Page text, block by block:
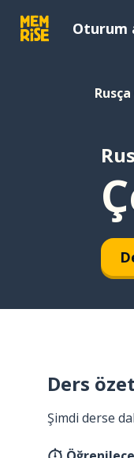
Oturum
Ders
Şimdi derse